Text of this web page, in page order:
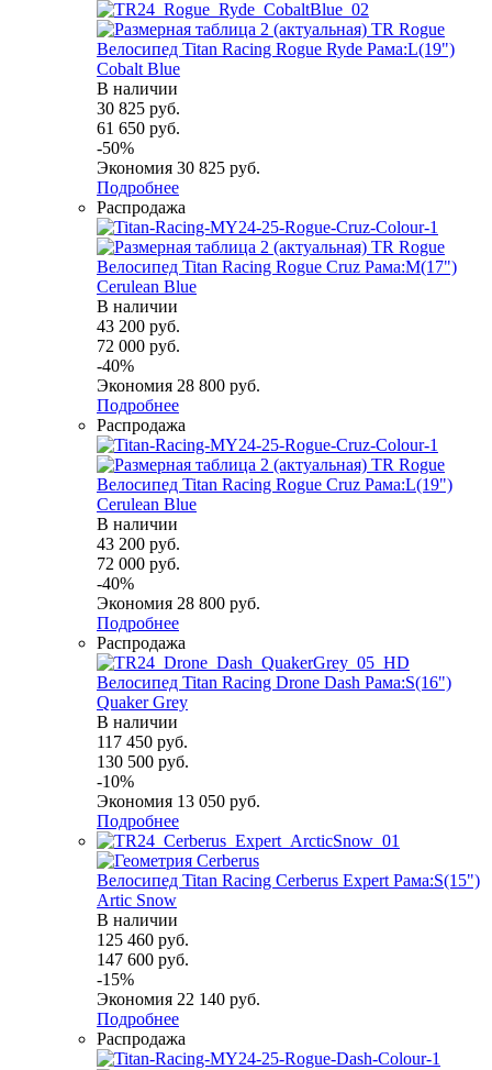
Велосипед Titan Racing Rogue Ryde Рама:L(19")
Cobalt Blue
В наличии
30 825 руб.
61 650 руб.
-50%
Экономия 30 825 руб.
Подробнее
Распродажа
Велосипед Titan Racing Rogue Cruz Рама:M(17")
Cerulean Blue
В наличии
43 200 руб.
72 000 руб.
-40%
Экономия 28 800 руб.
Подробнее
Распродажа
Велосипед Titan Racing Rogue Cruz Рама:L(19")
Cerulean Blue
В наличии
43 200 руб.
72 000 руб.
-40%
Экономия 28 800 руб.
Подробнее
Распродажа
Велосипед Titan Racing Drone Dash Рама:S(16")
Quaker Grey
В наличии
117 450 руб.
130 500 руб.
-10%
Экономия 13 050 руб.
Подробнее
Велосипед Titan Racing Cerberus Expert Рама:S(15")
Artic Snow
В наличии
125 460 руб.
147 600 руб.
-15%
Экономия 22 140 руб.
Подробнее
Распродажа